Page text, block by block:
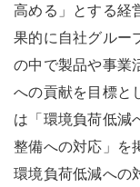
高める」とする経
果的に自社グルー
の中で製品や事業
への貢献を目標と
は「環境負荷低減
整備への対応」を
環境負荷低減への